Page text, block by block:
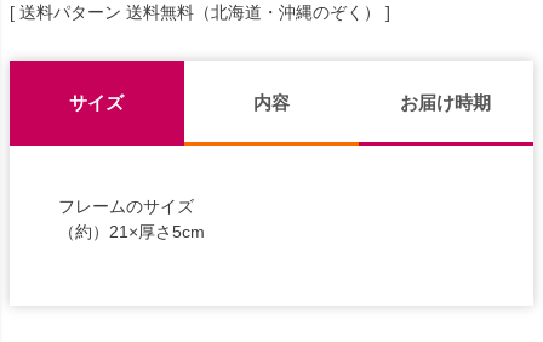
送料パターン 送料無料（北海道・沖縄のぞく）
サイズ 内容 お届け時期
フレームのサイズ
（約）21×厚さ5cm